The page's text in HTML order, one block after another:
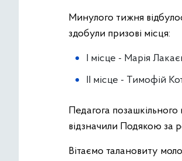
Минулого тижня
здобули призові місця:
І місце - Марія
ІІ місце - Тимофій
Педагога
відзначили Подякою за
Вітаємо талановиту